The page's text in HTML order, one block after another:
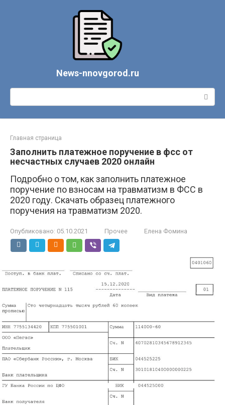
News-nnovgorod.ru
Поиск:
Главная страница
Заполнить платежное поручение в фсс от
несчастных случаев 2020 онлайн
Подробно о том, как заполнить платежное
поручение по взносам на травматизм в ФСС в
2020 году. Скачать образец платежного
поручения на травматизм 2020.
Опубликовано: 05.10.2021 Прочее Елена Фомина